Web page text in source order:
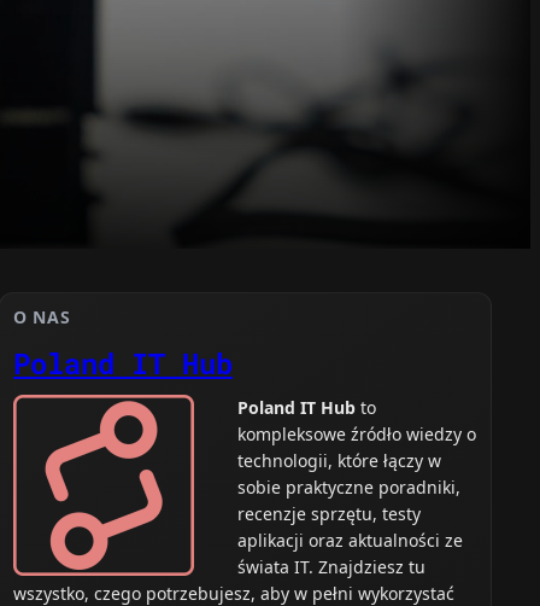
O NAS
Poland IT Hub
Poland IT Hub to
kompleksowe źródło wiedzy o
technologii, które łączy w
sobie praktyczne poradniki,
recenzje sprzętu, testy
aplikacji oraz aktualności ze
świata IT. Znajdziesz tu
wszystko, czego potrzebujesz, aby w pełni wykorzystać